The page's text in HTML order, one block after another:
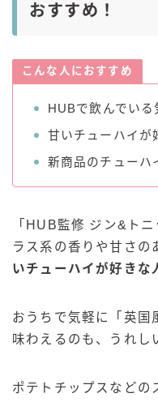
おすすめ！
こんな人におすすめ
HUBで飲んでい
甘いチューハイが
新商品のチューハ
「HUB監修 ジン&ト
ラス系の香りや甘さの
いチューハイが好きな
おうちで気軽に「英国
味わえるのも、うれし
ポテトチップスなどの